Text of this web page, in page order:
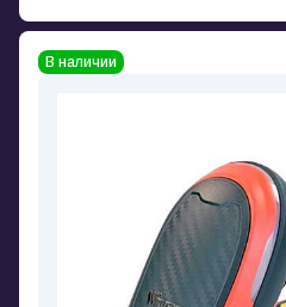
В наличии